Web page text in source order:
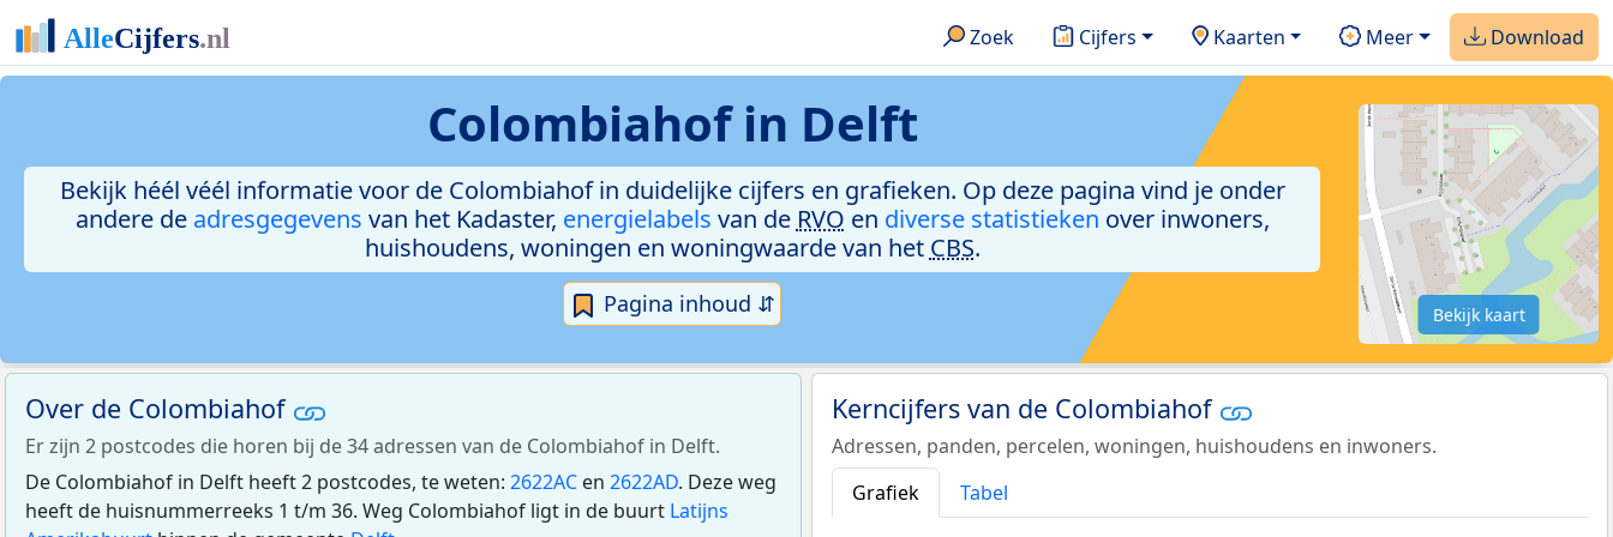
Zoek Cijfers Kaarten Meer Download
Colombiahof in Delft
Bekijk héél véél informatie voor de Colombiahof in duidelijke cijfers en grafieken. Op deze pagina vind je onder
andere de adresgegevens van het Kadaster, energielabels van de RVO en diverse statistieken over inwoners,
huishoudens, woningen en woningwaarde van het CBS.
Pagina inhoud ⇵ Bekijk kaart
Over de Colombiahof
Er zijn 2 postcodes die horen bij de 34 adressen van de Colombiahof in Delft.
De Colombiahof in Delft heeft 2 postcodes, te weten: 2622AC en 2622AD. Deze weg
heeft de huisnummerreeks 1 t/m 36. Weg Colombiahof ligt in de buurt Latijns
Kerncijfers van de Colombiahof
Adressen, panden, percelen, woningen, huishoudens en inwoners.
Grafiek
Tabel